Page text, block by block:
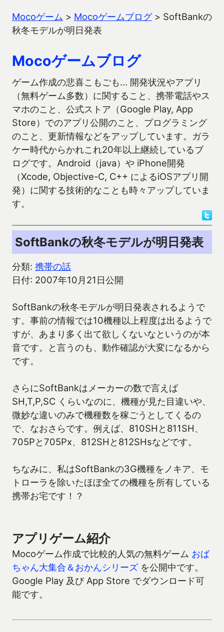
Mocoゲーム > Mocoゲームブログ> SoftBankの
秋冬モデルが明日発表
Mocoゲームブログ
ゲーム作成の悲喜こもごも… 開発状況やアプリ
（無料ゲーム多数）に関すること、携帯電話やス
マホのこと、公式ストア（Google Play, App
Store）でのアプリ公開のこと、プログラミング
のこと、更新情報などをアップしています。ガラ
ケー時代からかれこれ20年以上継続しているブ
ログです。Android（java）や iPhone開発
（Xcode, Objective-C, C++ によるiOSアプリ開
発）に関する技術的なことも時々アップしていま
す。
SoftBankの秋冬モデルが明日発表
分類: 携帯の話
日付: 2007年10月21日公開
SoftBankの秋冬モデルが明日発表されるようで
す。事前の情報では10機種以上程度は出るようで
すが、あまり多く出て欲しくないなというのが本
音です。と言うのも、動作確認が大変になるから
です。
さらにSoftBankはメーカーの数で言えば
SH,T,P,SC くらいなのに、機種が見た目違いや、
微妙な違いのみで機種数を稼ごうとしてくるの
で、なおさらです。例えば、810SHと811SH、
705Pと705Px、812SHと812SHsなどです。
ちなみに、私はSoftBankの3G機種をノキア、モ
トローラを除いたほぼ全ての機種を所有している
携帯お宅です！？
アプリゲーム紹介
Mocoゲーム作成で比較的人気の無料ゲーム おば
ちゃん大集合＆おかんシリーズ を公開中です。
Google Play 及び App Store でダウンロード可
能です。